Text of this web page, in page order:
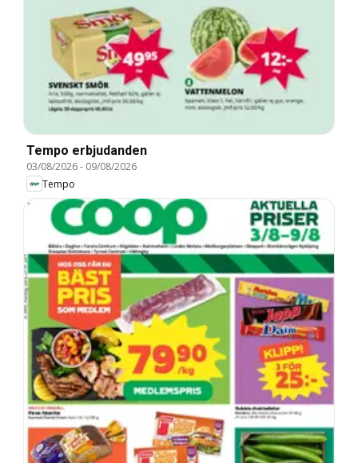
Tempo erbjudanden
03/08/2026- 09/08/2026
Tempo